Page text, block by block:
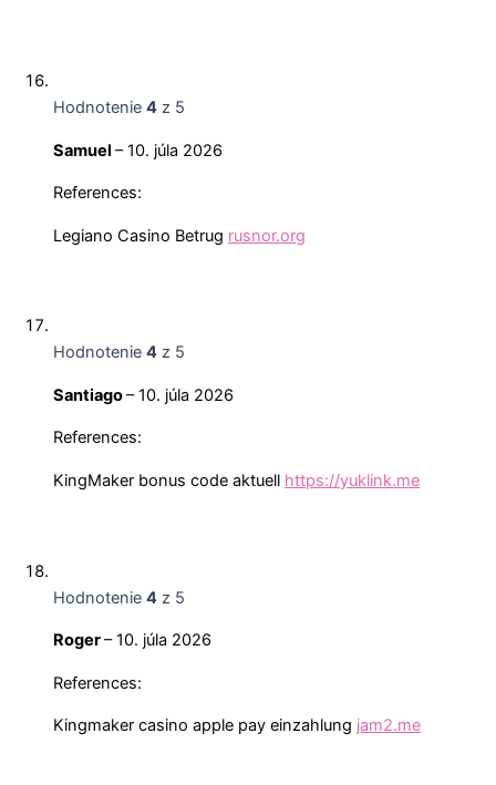
Hodnotenie 4 z 5
Samuel – 10. júla 2026
References:
Legiano Casino Betrug rusnor.org
Hodnotenie 4 z 5
Santiago– 10. júla 2026
References:
KingMaker bonus code aktuell https://yuklink.me
Hodnotenie 4 z 5
Roger– 10. júla 2026
References:
Kingmaker casino apple pay einzahlung jam2.me